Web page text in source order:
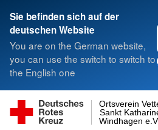
Sie befinden sich auf der
deutschen Website
You are on the German website,
you can use the switch to switch to
the English one
Windhagen e.V.
Sankt
Ortsverein